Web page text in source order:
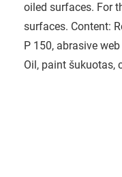
oiled surfaces. For
surfaces. Content:
P 150, abrasive
Oil, paint šukuotas,